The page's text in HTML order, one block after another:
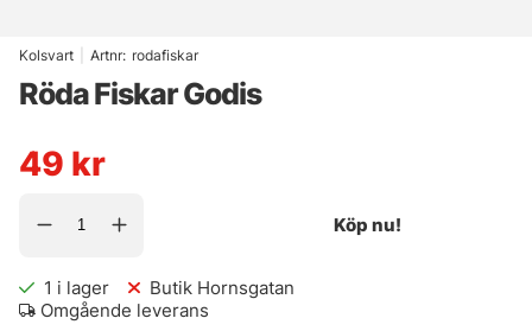
Kolsvart Artnr: rodafiskar
Röda Fiskar Godis
49 kr
Köp nu!
1 i lager
Butik Hornsgatan
Omgående leverans